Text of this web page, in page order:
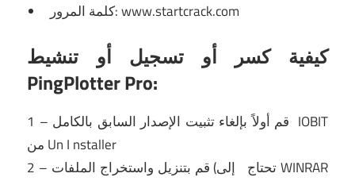
كلمة المرور: www.startcrack.com
كيفية كسر أو تسجيل أو تنشيط
PingPlotter Pro:
IOBIT
من Un I nstaller
2 – قم بتنزيل واستخراج الملفات (تحتاجإلىWINRAR